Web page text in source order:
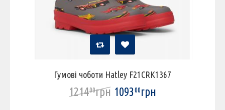
Гумові чоботи Hatley F21CRK1367
121400грн 109300грн